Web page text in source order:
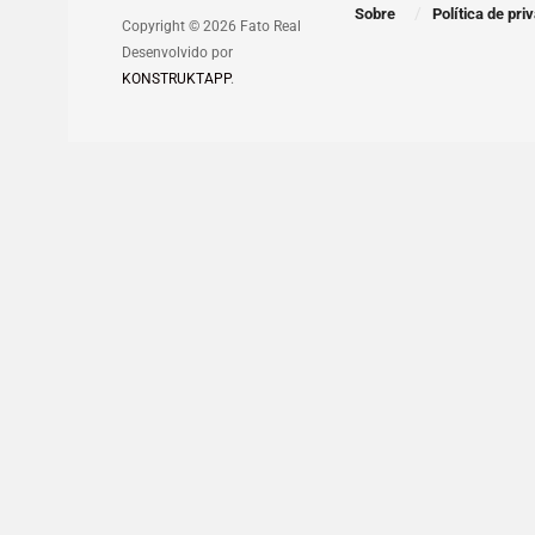
Copyright © 2026 Fato Real
Desenvolvido por
KONSTRUKTAPP.
Sobre Política de